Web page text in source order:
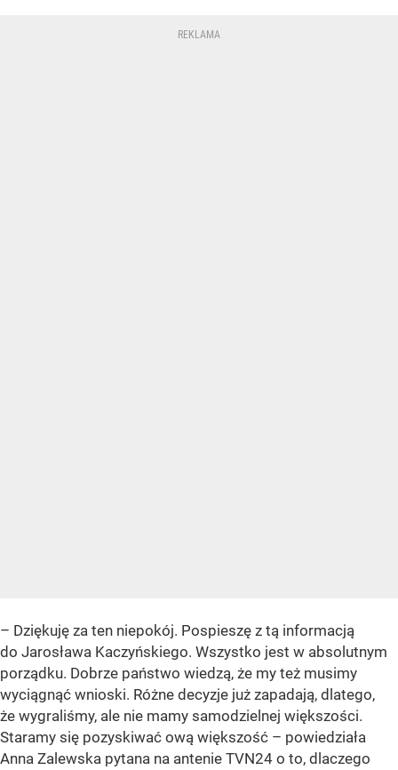
– Dziękuję za ten niepokój. Pospieszę z tą informacją
do Jarosława Kaczyńskiego. Wszystko jest w absolutnym
porządku. Dobrze państwo wiedzą, że my też musimy
wyciągnąć wnioski. Różne decyzje już zapadają, dlatego,
że wygraliśmy, ale nie mamy samodzielnej większości.
Staramy się pozyskiwać ową większość – powiedziała
Anna Zalewska pytana na antenie TVN24 o to, dlaczego